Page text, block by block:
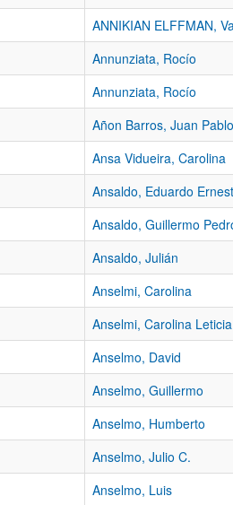
ANNIKIAN ELFFMAN,
Annunziata, Rocío
Annunziata, Rocío
Añon Barros, Juan Pablo
Ansa Vidueira, Carolina
Ansaldo, Eduardo
Ansaldo, Guillermo
Ansaldo, Julián
Anselmi, Carolina
Anselmi, Carolina Leticia
Anselmo, David
Anselmo, Guillermo
Anselmo, Humberto
Anselmo, Julio C.
Anselmo, Luis